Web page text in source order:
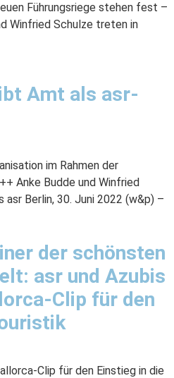
Führungsriege stehen fest –
Winfried Schulze treten in
Amt als asr-
im Rahmen der
Anke Budde und Winfried
Berlin, 30. Juni 2022 (w&p) –
der schönsten
asr und Azubis
Clip für den
Clip für den Einstieg in die